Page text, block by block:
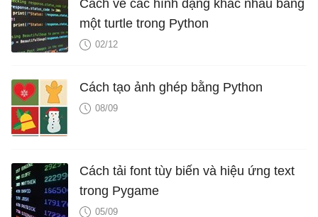
Cách vẽ các hình dạng khác nhau bằng
một turtle trong Python
02/12
Cách tạo ảnh ghép bằng Python
08/09
Cách tải font tùy biến và hiệu ứng text
trong Pygame
05/09